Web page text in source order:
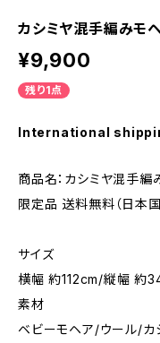
カシミヤ混手編みモ
¥9,900
残り1点
International
商品名：カシミヤ混手編
限定品 送料無料（日本国
サイズ
横幅 約112cm/縦幅 約
素材
ベビーモヘア/ウール/カ